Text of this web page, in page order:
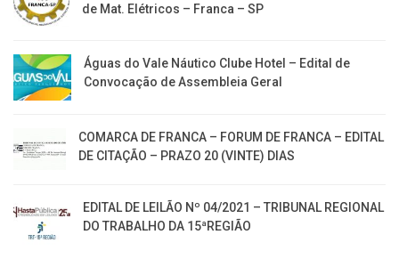
de Mat. Elétricos – Franca – SP
Águas do Vale Náutico Clube Hotel – Edital de
Convocação de Assembleia Geral
COMARCA DE FRANCA – FORUM DE FRANCA – EDITAL
DE CITAÇÃO – PRAZO 20 (VINTE) DIAS
EDITAL DE LEILÃO Nº 04/2021 – TRIBUNAL REGIONAL
DO TRABALHO DA 15ªREGIÃO